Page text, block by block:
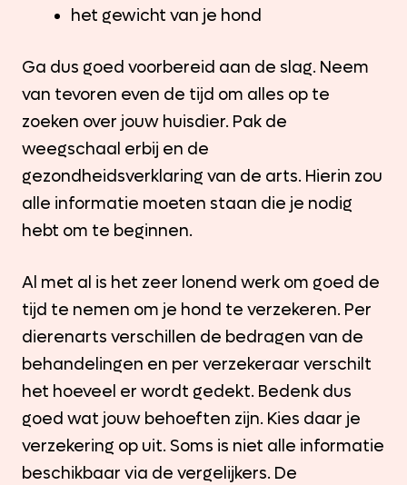
het gewicht van je hond
Ga dus goed voorbereid aan de slag. Neem
van tevoren even de tijd om alles op te
zoeken over jouw huisdier. Pak de
weegschaal erbij en de
gezondheidsverklaring van de arts. Hierin zou
alle informatie moeten staan die je nodig
hebt om te beginnen.
Al met al is het zeer lonend werk om goed de
tijd te nemen om je hond te verzekeren. Per
dierenarts verschillen de bedragen van de
behandelingen en per verzekeraar verschilt
het hoeveel er wordt gedekt. Bedenk dus
goed wat jouw behoeften zijn. Kies daar je
verzekering op uit. Soms is niet alle informatie
beschikbaar via de vergelijkers. De